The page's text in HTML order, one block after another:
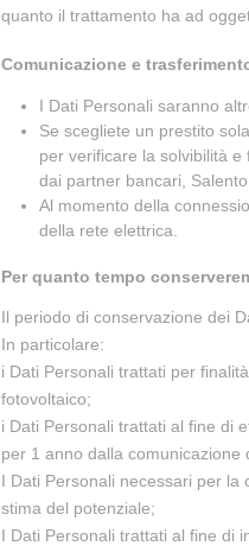
quanto il trattamento ha ad
Comunicazione e
I Dati Personali saranno
Se scegliete un prestito
per verificare la solvibilità
dai partner bancari,
Al momento della
della rete elettrica.
Per quanto tempo
Il periodo di conservazione dei
In particolare:
i Dati Personali trattati per
fotovoltaico;
i Dati Personali trattati al fine di
per 1 anno dalla comunicazione
I Dati Personali necessari per
stima del potenziale;
I Dati Personali trattati al fine di